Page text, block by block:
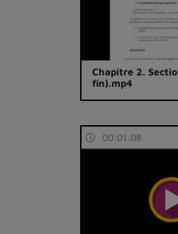
Chapitre 2.
fin).mp4
00:01:08